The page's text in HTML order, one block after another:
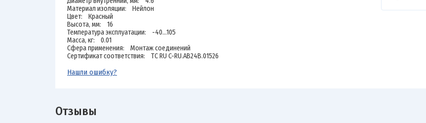
Материал изоляции: Нейлон
Цвет: Красный
Высота, мм: 16
Температура эксплуатации: -40...105
Масса, кг: 0.01
Сфера применения: Монтаж соединений
Сертификат соответствия: ТС RU C-RU.AB24B.01526
Нашли ошибку?
Отзывы